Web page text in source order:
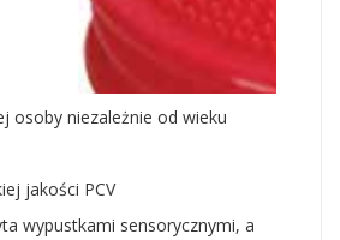
osoby niezależnie od wieku
jakości PCV
wypustkami sensorycznymi, a